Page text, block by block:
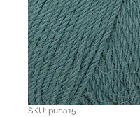
SKU: puna15